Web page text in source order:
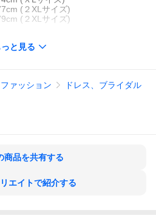
(２XLサイズ)
(２XLサイズ)
っております。1〜3cmの誤差があ
して、どうしても生地を織る際の
たは色ムラなどが生じているがご
す。ラッピング/プレゼント包装は
っと見る
ァッション
ドレス、ブライダル
商品を共有する
エイトで紹介する